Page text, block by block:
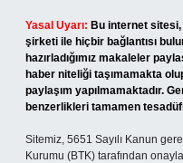
Yasal Uyarı: Bu internet
şirketi ile hiçbir bağlantısı
hazırladığımız makaleler
haber niteliği taşımamakta
paylaşım yapılmamaktadır.
benzerlikleri tamamen
Sitemiz, 5651 Sayılı Kanun
Kurumu (BTK) tarafından